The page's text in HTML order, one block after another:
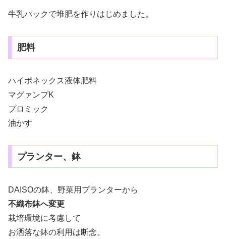
牛乳パックで堆肥を作りはじめました。
肥料
ハイポネックス液体肥料
マグァンプK
プロミック
油かす
プランター、鉢
DAISOの鉢、野菜用プランターから
不織布鉢へ変更
栽培環境に考慮して
お洒落な鉢の利用は断念。